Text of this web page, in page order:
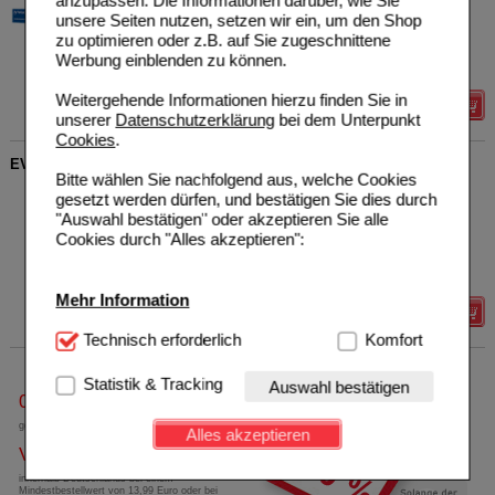
unsere Seiten nutzen, setzen wir ein, um den Shop
zu optimieren oder z.B. auf Sie zugeschnittene
Werbung einblenden zu können.
Weitergehende Informationen hierzu finden Sie in
unserer Datenschutzerklärungbei dem Unterpunkt
Cookies.
Bitte wählen Sie nachfolgend aus, welche Cookies
gesetzt werden dürfen, und bestätigen Sie dies durch
"Auswahl bestätigen" oder akzeptieren Sie alle
Cookies durch "Alles akzeptieren":
Mehr Information
Technisch Notwendig:Hierbei handelt es sich um
Website notwendig sind (z.B. Navigation, Warenkorb,
Kundenkonto), weshalb auf diese nicht verzichtet
werden kann.
Einkaufserlebnis noch ansprechender zu gestalten,
Technisch erforderlich Komfort
Statistik & Tracking Auswahl bestätigen
Alles akzeptieren
07707211
1X10g Augengel
UVP**
Unser Preis*
Sie sparen
Grundpreis
Details
EVOTEARS Omega Augentropfen
URSAPHARM Arzneimittel
GmbH
14061175
3ml Augentropfen
UVP** 21,95 €
Unser Preis *
0800-10 11 422
gebührenfreie Rufnummer
Versandkostenfrei
innerhalb Deutschlands bei einem
Mindestbestellwert von 13,99 Euro oder bei